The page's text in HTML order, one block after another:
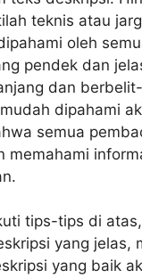
teknis atau
oleh
pendek dan
dan
dipahami
semua
memahami
tips-tips di
yang jelas,
yang baik